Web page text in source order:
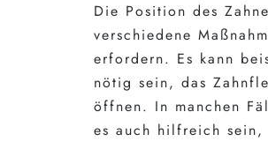
Die Position des
verschiedene
erfordern. Es kann
nötig sein, das
öffnen. In manchen
es auch hilfreich sein,